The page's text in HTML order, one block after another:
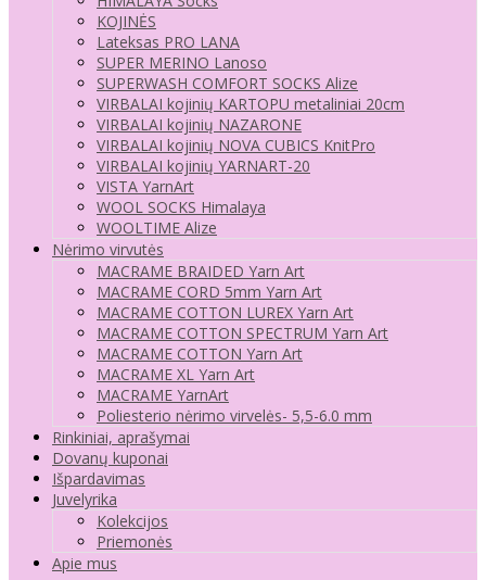
KOJINĖS
Lateksas PRO LANA
SUPER MERINO Lanoso
SUPERWASH COMFORT SOCKS Alize
VIRBALAI kojinių KARTOPU metaliniai 20cm
VIRBALAI kojinių NAZARONE
VIRBALAI kojinių NOVA CUBICS KnitPro
VIRBALAI kojinių YARNART-20
VISTA YarnArt
WOOL SOCKS Himalaya
WOOLTIME Alize
Nėrimo virvutės
MACRAME BRAIDED Yarn Art
MACRAME CORD 5mm Yarn Art
MACRAME COTTON LUREX Yarn Art
MACRAME COTTON SPECTRUM Yarn Art
MACRAME COTTON Yarn Art
MACRAME XL Yarn Art
MACRAME YarnArt
Poliesterio nėrimo virvelės- 5,5-6.0 mm
Rinkiniai, aprašymai
Dovanų kuponai
Išpardavimas
Juvelyrika
Kolekcijos
Priemonės
Apie mus